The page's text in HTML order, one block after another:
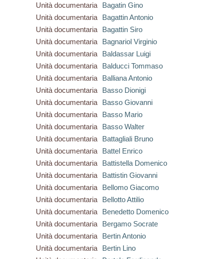
Unità documentaria
Bagatin Gino
Unità documentaria
Bagattin Antonio
Unità documentaria
Bagattin Siro
Unità documentaria
Bagnariol Virginio
Unità documentaria
Baldassar Luigi
Unità documentaria
Balducci Tommaso
Unità documentaria
Balliana Antonio
Unità documentaria
Basso Dionigi
Unità documentaria
Basso Giovanni
Unità documentaria
Basso Mario
Unità documentaria
Basso Walter
Unità documentaria
Battagliali Bruno
Unità documentaria
Battel Enrico
Unità documentaria
Battistella Domenico
Unità documentaria
Battistin Giovanni
Unità documentaria
Bellomo Giacomo
Unità documentaria
Bellotto Attilio
Unità documentaria
Benedetto Domenico
Unità documentaria
Bergamo Socrate
Unità documentaria
Bertin Antonio
Unità documentaria
Bertin Lino